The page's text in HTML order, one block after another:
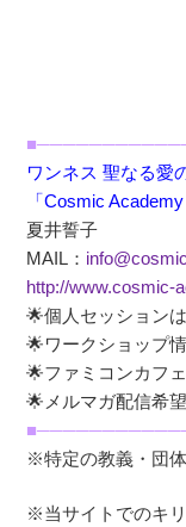
ワンネス 聖なる愛
「Cosmic Academy
夏井誓子
MAIL：
http://www.cosmic-
🌟個人セッションは
🌟ワークショップ
🌟ファミコンカフ
🌟メルマガ配信希
※特定の教義・団
※当サイトでのキ